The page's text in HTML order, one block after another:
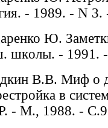
- 1989. - N
Ю.
шкoлы. - 1991.
В.В. Миф о
в
- М., 1988. -